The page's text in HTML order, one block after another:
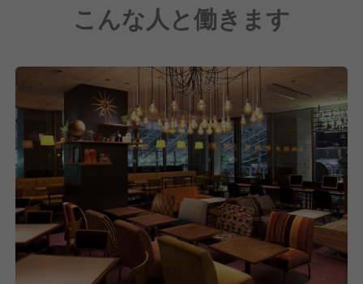
-----------------------------------------------------
カフェ定番のパスタ・サンドから、スイーツ・スムー
ジー・オリジナルドリンクまで幅広く提供。
◆おしゃれで開放的な空間！
ウッド調やモダンなインテリアで、居心地の良さと都
会的なデザインを両立。
◆シーンに合わせた利用！
カフェ使いはもちろん、ランチ・ディナー・バータイ
ムまで、多様なシーンに対応。
こんな人と働きます